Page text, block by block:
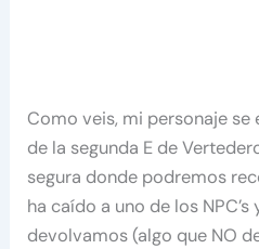
Como veis, mi personaje
de la segunda E de
segura donde podremos
ha caído a uno de los
devolvamos (algo que NO